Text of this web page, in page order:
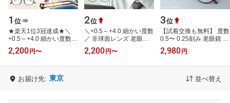
1 位
★楽天1位3冠達成★＼
+0.5～+4.0 細かい度数展
開／ 老眼鏡 レディース
おしゃれ ブルーライトカ
2,200 円〜
2位
＼+0.5～+4.0 細かい度数
／ 非球面レンズ 老眼鏡
ブルーライトカット メン
ズ リーディンググラス
2,200 円〜
3位
【試着交換も無料】 度数
0.5〜 0.25刻み 老眼鏡 レ
ディース おしゃれ ブル
ーライトカット 軽量 ア
2,980 円
お届け先: 東京 並べ替え